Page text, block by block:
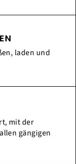
laden und
mit der
gängigen